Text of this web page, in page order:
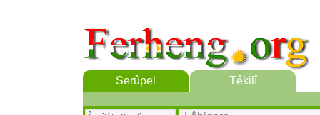
Serûpel Têkilî